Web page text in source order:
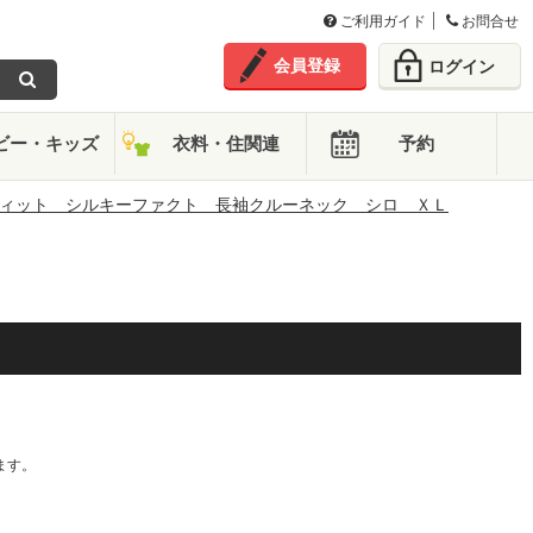
ご利用ガイド お問合せ
会員登録 ログイン
ー・キッズ 衣料・住関連 予約
ィット シルキーファクト 長袖クルーネック シロ ＸＬ
。